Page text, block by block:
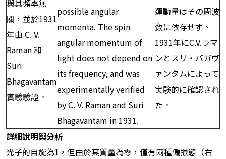
與其頻率無
關，並於1931
年由 C. V.
Raman 和
Suri
Bhagavantam
實驗驗證。
possible angular
momenta. The spin
angular momentum of
light does not depend on
its frequency, and was
experimentally verified
by C. V. Raman and Suri
Bhagavantam in 1931.
運動量はその周波
数に依存せず、
1931年にC.V.ラマ
ンとスリ・バガヴ
ァンタムによって
実験的に確認され
た。
詳細說明與分析
光子的自旋為1，但由於其質量為零，僅有兩種偏振態（右